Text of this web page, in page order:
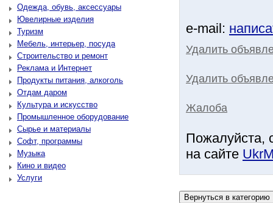
Одежда, обувь, аксессуары
Ювелирные изделия
Туризм
Мебель, интерьер, посуда
Строительство и ремонт
Реклама и Интернет
Продукты питания, алкоголь
Отдам даром
Культура и искусство
Промышленное оборудование
Сырье и материалы
Софт, программы
Музыка
Кино и видео
Услуги
e-mail:
Удалить
Удалить
Жалоба
Пожалуйста,
на сайте